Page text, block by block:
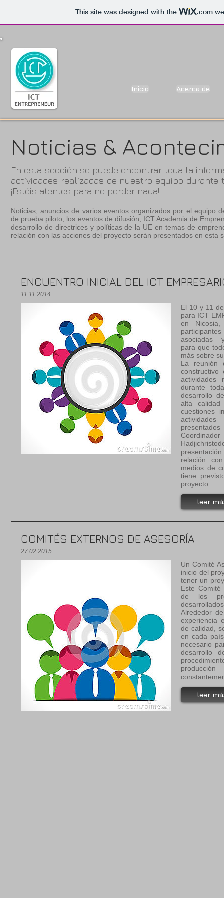
This site was designed with the .com
Inicio Acerca de
Noticias &
En esta sección se puede encontrar toda la
actividades realizadas de nuestro equipo durante
¡Estéis atentos para no perder nada!
Noticias, anuncios de varios eventos organizados por el equipo
de prueba piloto, los eventos de difusión, ICT Academia de
desarrollo de directrices y políticas de la UE en temas de
relación con las acciones del proyecto serán presentados en esta
ENCUENTRO INICIAL DEL ICT
11.11.2014
El 10 y 11
para ICT
en
asociadas
para que
más sobre
La reunión
actividades
durante
desarrollo
alta
cuestiones
relación
medios de
tiene
proyecto.
leer
COMITÉS EXTERNOS DE ASESORÍA
27.02.2015
Un Comité
inicio del
tener un
Este
de los
Alrededor
experiencia
de calidad,
en cada
necesario
desarrollo
leer